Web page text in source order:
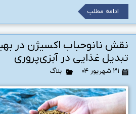
ادامه مطلب
نقش نانوحباب اکسیژن در
تبدیل غذایی در آبزی‌پروری
۳۱ شهریور ۰۴ بلاگ